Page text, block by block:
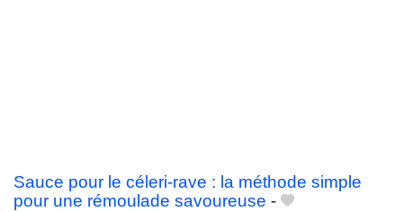
Sauce pour le céleri-rave : la méthode simple
pour une rémoulade savoureuse -